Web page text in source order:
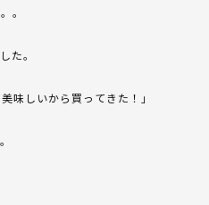
。
た。
味しいから買ってきた！」